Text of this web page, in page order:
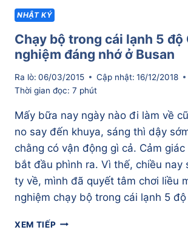
NHẬT KÝ
Chạy bộ trong cái lạnh 5 độ
nghiệm đáng nhớ ở Busan
Ra lò: 06/03/2015 Cập nhật: 16/12/2018
Thời gian đọc: 7 phút
Mấy bữa nay ngày nào đi làm về
no say đến khuya, sáng thì dậy
chằng có vận động gì cả. Cảm
bắt đầu phình ra. Vì thế, chiều nay
ty về, mình đã quyết tâm chơi liều
nghiệm chạy bộ trong cái lạnh 5 độ
XEM TIẾPCHẠY